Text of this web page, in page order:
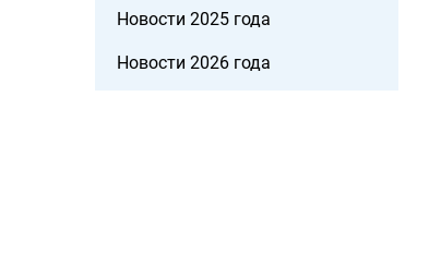
Новости 2025 года
Новости 2026 года